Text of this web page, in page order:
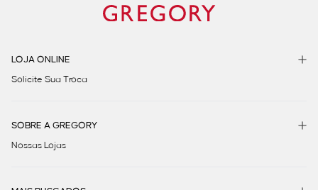
LOJA ONLINE
Solicite Sua Troca
SOBRE A GREGORY
Nossas Lojas